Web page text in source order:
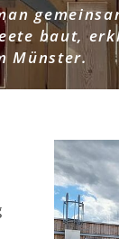
baut,
Münster.